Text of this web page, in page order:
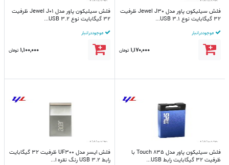
فلش سیلیکون پاور مدل Jewel J30 ظرفیت
32 گیگابایت نوع USB 3.1...
موجود در انبار
1,170,000 تومان
فلش سیلیکون پاور مدل Jewel J01 ظرفیت
32 گیگابایت نوع USB 3.2...
موجود در انبار
1,100,000 تومان
فلش سیلیکون پاور مدل Touch 835 با
ظرفیت 32 گیگابایت رابط USB...
فلش ایسر مدل UF300 ظرفیت 32 گیگابایت
رابط USB 3.2 رنگ نقره ا...